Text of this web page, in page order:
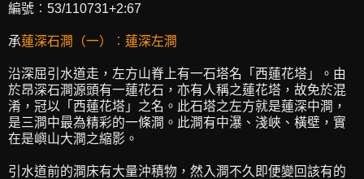
編號︰53/110731+2:67
承蓮深石澗（一）︰蓮深左澗
沿深屈引水道走，左方山脊上有一石塔名「西蓮花塔」。由
於昂深石澗源頭有一蓮花石，亦有人稱之蓮花塔，故免於混
淆，冠以「西蓮花塔」之名。此石塔之左方就是蓮深中澗，
是三澗中最為精彩的一條澗。此澗有中瀑、淺峽、橫壁，實
在是嶼山大澗之縮影。
引水道前的澗床有大量沖積物，然入澗不久即便變回該有的